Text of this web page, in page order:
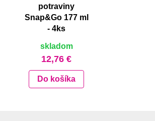
potraviny
Snap&Go 177 ml
- 4ks
skladom
12,76 €
Do košíka